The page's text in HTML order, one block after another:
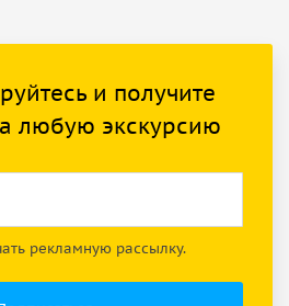
и получите
любую экскурсию
рекламную рассылку.